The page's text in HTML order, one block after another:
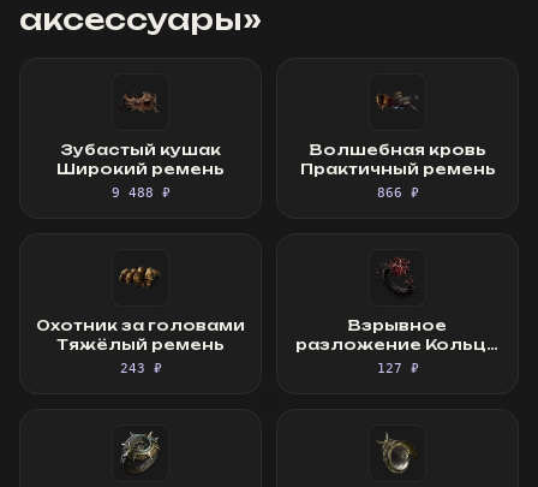
аксессуары»
Зубастый кушак
Широкий ремень
9 488 ₽
Волшебная кровь
Практичный ремень
866 ₽
Охотник за головами
Тяжёлый ремень
243 ₽
Взрывное
разложение Кольцо
без камня
127 ₽